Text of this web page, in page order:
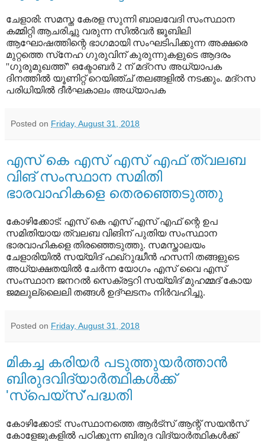
ചേളാരി: സമസ്ത കേരള സുന്നി ബാലവേദി സംസ്ഥാന
കമ്മിറ്റി ആചരിച്ചു വരുന്ന സില്‍വര്‍ ജൂബിലി
ആഘോഷത്തിന്റെ ഭാഗമായി സംഘടിപിക്കുന്ന അക്ഷരെ
മുറ്റത്തെ സ്‌നേഹ ഗുരുവിന് കുരുന്നുകളുടെ ആദരം
''ഗുരുമുഖത്ത്'' ഒക്ടോബര്‍ 2 ന് മദ്‌റസ അധ്യാപക
ദിനത്തില്‍ യൂണിറ്റ് റെയിഞ്ച് തലങ്ങളില്‍ നടക്കും. മദ്‌റസ
പരിധിയില്‍ ദീര്‍ഘകാലം അധ്യാപക
Posted on Friday, August 31, 2018
എസ് കെ എസ് എസ് എഫ് ത്വലബ
വിങ് സംസ്ഥാന സമിതി
ഭാരവാഹികളെ തെരഞ്ഞെടുത്തു
കോഴിക്കോട്: എസ് കെ എസ് എസ് എഫ് ന്റെ ഉപ
സമിതിയായ ത്വലബ വിങിന് പുതിയ സംസ്ഥാന
ഭാരവാഹികളെ തിരഞ്ഞെടുത്തു. സമസ്താലയം
ചേളാരിയില്‍ സയ്യിദ് ഫഖ്‌റുദ്ധീന്‍ ഹസനി തങ്ങളുടെ
അധ്യക്ഷതയില്‍ ചേര്‍ന്ന യോഗം എസ് വൈ എസ്
സംസ്ഥാന ജനറല്‍ സെക്രട്ടറി സയ്യിദ് മുഹമ്മദ് കോയ
ജമലുല്ലൈലി തങ്ങള്‍ ഉദ്ഘടനം നിര്‍വഹിച്ചു.
Posted on Friday, August 31, 2018
മികച്ച കരിയര്‍ പടുത്തുയര്‍ത്താന്‍
ബിരുദവിദ്യാര്‍ത്ഥികള്‍ക്ക്
'സ്‌പെയ്‌സ്'പദ്ധതി
കോഴിക്കോട്: സംസ്ഥാനത്തെ ആര്‍ട്‌സ് ആന്റ് സയന്‍സ്
കോളേജുകളില്‍ പഠിക്കുന്ന ബിരുദ വിദ്യാര്‍ത്ഥികള്‍ക്ക്